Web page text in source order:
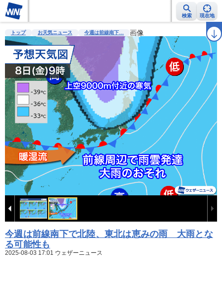
検索 現在地
雨雲レーダー 台風情報 地震情報 警報・注意報 ラ
トップ お天気ニュース 今週は前線南下… 画像
今週は前線南下で北陸、東北は恵みの雨 大雨とな
る可能性も
2025-08-03 17:01 ウェザーニュース